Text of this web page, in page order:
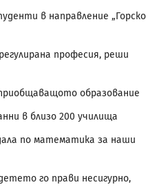
в направление „Горско
професия, реши
образование
в близо 200 училища
по математика за наши
го прави несигурно,